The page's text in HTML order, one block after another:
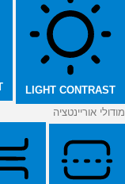
LIGHT CONTRAST
מודולי אוריינטציה